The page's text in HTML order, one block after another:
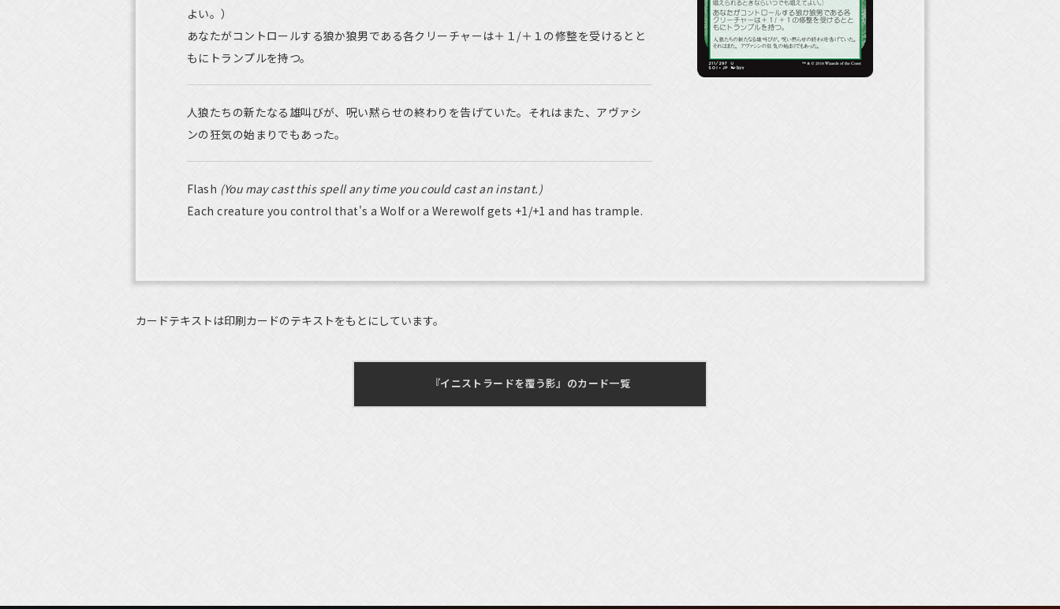
よい。）
あなたがコントロールする狼か狼男である各クリーチャーは＋１/＋１の修整を受けるとと
もにトランプルを持つ。
人狼たちの新たなる雄叫びが、呪い黙らせの終わりを告げていた。それはまた、アヴァシ
ンの狂気の始まりでもあった。
Flash (You may cast this spell any time you could cast an instant.)
Each creature you control that's a Wolf or a Werewolf gets +1/+1 and has trample.
カードテキストは印刷カードのテキストをもとにしています。
『イニストラードを覆う影』のカード一覧